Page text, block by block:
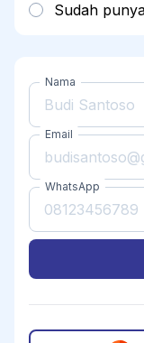
Sudah
Nama
Email
WhatsApp